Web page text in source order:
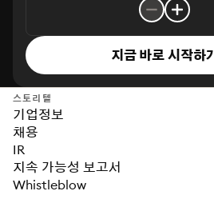
지금 바로 시작하기
스토리텔
기업정보
채용
IR
지속 가능성 보고서
Whistleblow